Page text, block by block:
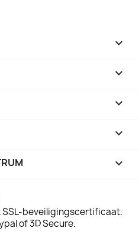



keyboard_arrow_down

SSL-beveiligingscertificaat.
of 3D Secure.